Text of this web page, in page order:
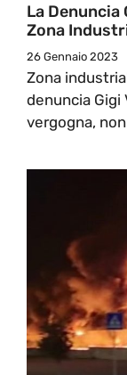
La Denuncia
Zona
26 Gennaio 2023
Zona
denuncia Gigi
vergogna,